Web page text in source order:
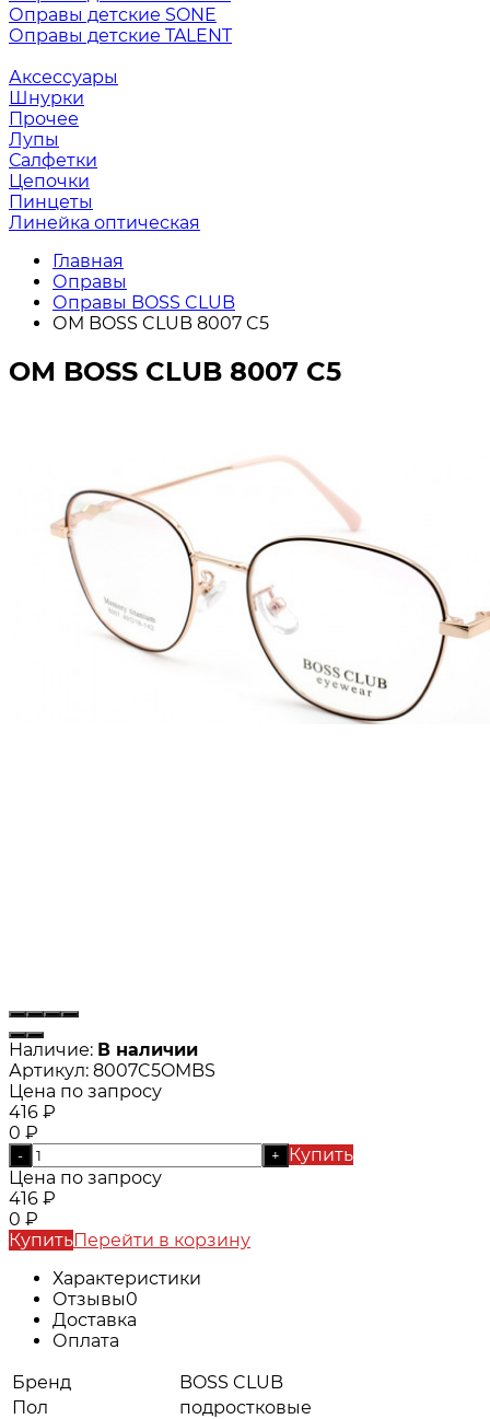
Оправы детские SONE
Оправы детские TALENT
Аксессуары
Шнурки
Прочее
Лупы
Салфетки
Цепочки
Пинцеты
Линейка оптическая
Главная
Оправы
Оправы BOSS CLUB
ОМ BOSS CLUB 8007 C5
ОМ BOSS CLUB 8007 C5
Наличие: В наличии
Артикул: 8007C5OMBS
Цена по запросу
416 ₽
0 ₽
- +
Купить
Цена по запросу
416 ₽
0 ₽
КупитьПерейти в корзину
Характеристики
Отзывы0
Доставка
Оплата
Бренд
BOSS CLUB
Пол
подростковые